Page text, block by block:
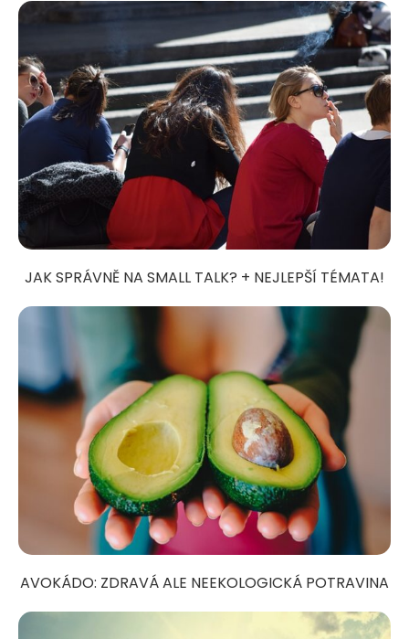
JAK SPRÁVNĚ NA SMALL TALK? + NEJLEPŠÍ TÉMATA!
AVOKÁDO: ZDRAVÁ ALE NEEKOLOGICKÁ POTRAVINA